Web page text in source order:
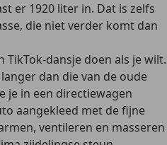
er 1920 liter in. Dat is zelfs
die niet verder komt dan
TikTok-dansje doen als je wilt.
dan die van de oude
je in een directiewagen
aangekleed met de fijne
ventileren en masseren